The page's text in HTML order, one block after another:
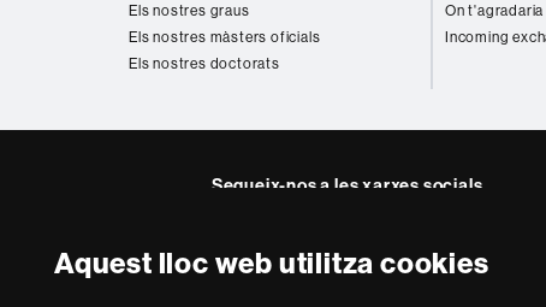
Aquest lloc web utilitza cookies
Els nostres graus
Els nostres màsters oficials
Els nostres doctorats
On
Incoming
Segueix-nos a les xarxes socials